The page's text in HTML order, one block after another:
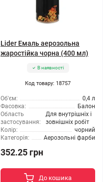
Lider Емаль аерозольна
жаростійка чорна (400 мл)
В наявності
Код товару: 18757
Об'єм:
0,4 л
Фасовка:
Балон
Область
застосування:
Для внутрішніх і
зовнішніх робіт
Колір:
чорний
Категорія:
Аерозольні фарби
352.25 грн
До кошика